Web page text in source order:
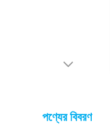
পণ্যের বিবরণ